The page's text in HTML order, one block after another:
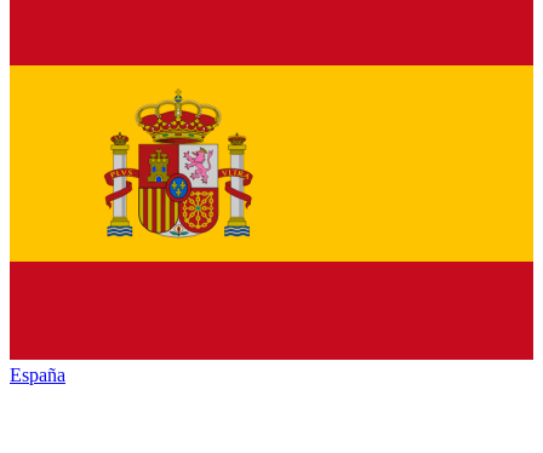
España